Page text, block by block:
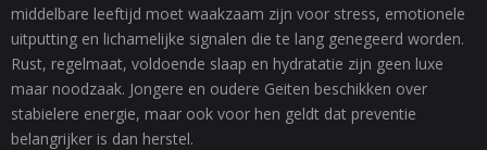
middelbare leeftijd moet waakzaam zijn voor stress, emotionele
uitputting en lichamelijke signalen die te lang genegeerd worden.
Rust, regelmaat, voldoende slaap en hydratatie zijn geen luxe
maar noodzaak. Jongere en oudere Geiten beschikken over
stabielere energie, maar ook voor hen geldt dat preventie
belangrijker is dan herstel.